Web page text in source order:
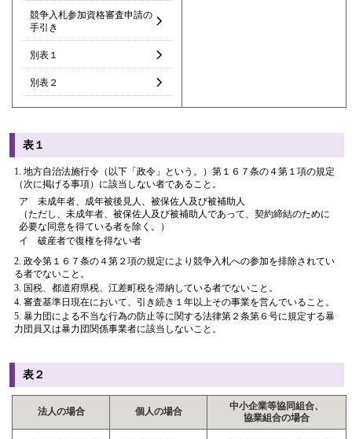
競争入札参加資格審査申請の
手引き
別表１
別表２
表１
地方自治法施行令（以下「政令」という。）第１６７条の４第１項の規定
（次に掲げる事項）に該当しない者であること。
ア 未成年者、成年被後見人、被保佐人及び被補助人
（ただし、未成年者、被保佐人及び被補助人であって、契約締結のために
必要な同意を得ている者を除く。）
イ 破産者で復権を得ない者
政令第１６７条の４第２項の規定により競争入札への参加を排除されてい
る者でないこと。
国税、都道府県税、江差町税を滞納している者でないこと。
審査基準日現在において、引き続き１年以上その事業を営んでいること。
暴力団による不当な行為の防止等に関する法律第２条第６号に規定する暴
力団員又は暴力団関係事業者に該当しないこと。
表２
法人の場合 個人の場合
中小企業等協同組合、
協業組合の場合